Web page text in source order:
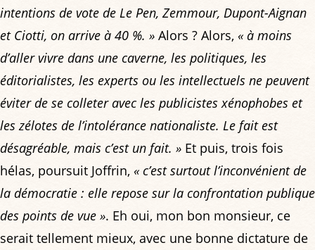
intentions de vote de Le Pen, Zemmour, Dupont-Aignan
et Ciotti, on arrive à 40 %. » Alors ? Alors, « à moins
d’aller vivre dans une caverne, les politiques, les
éditorialistes, les experts ou les intellectuels ne peuvent
éviter de se colleter avec les publicistes xénophobes et
les zélotes de l’intolérance nationaliste. Le fait est
désagréable, mais c’est un fait. » Et puis, trois fois
hélas, poursuit Joffrin, « c’est surtout l’inconvénient de
la démocratie : elle repose sur la confrontation publique
des points de vue ». Eh oui, mon bon monsieur, ce
serait tellement mieux, avec une bonne dictature de